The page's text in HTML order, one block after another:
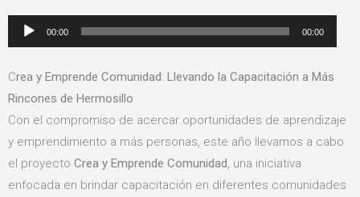
Reproductor
de
00:00 00:00
Crea y Emprende Comunidad: Llevando la Capacitación a Más
Rincones de Hermosillo
Con el compromiso de acercar oportunidades de aprendizaje
y emprendimiento a más personas, este año llevamos a cabo
el proyecto Crea y Emprende Comunidad, una iniciativa
enfocada en brindar capacitación en diferentes comunidades